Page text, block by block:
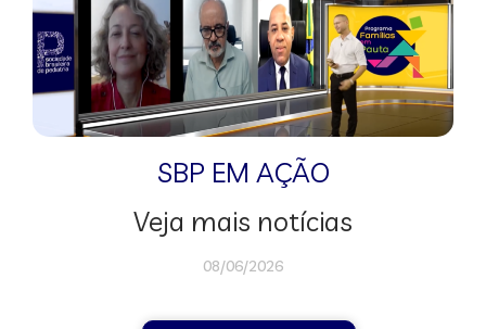
SBP EM AÇÃO
Veja mais notícias
08/06/2026